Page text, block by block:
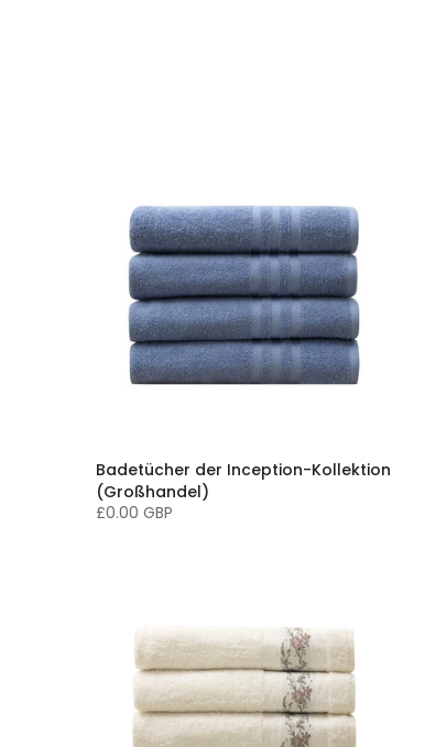
Badetücher der Inception-Kollektion
(Großhandel)
£0.00 GBP